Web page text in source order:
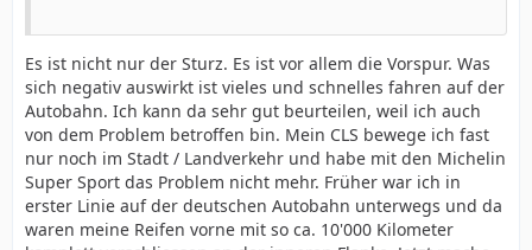
Es ist nicht nur der Sturz. Es ist vor allem die Vorspur. Was
sich negativ auswirkt ist vieles und schnelles fahren auf der
Autobahn. Ich kann da sehr gut beurteilen, weil ich auch
von dem Problem betroffen bin. Mein CLS bewege ich fast
nur noch im Stadt / Landverkehr und habe mit den Michelin
Super Sport das Problem nicht mehr. Früher war ich in
erster Linie auf der deutschen Autobahn unterwegs und da
waren meine Reifen vorne mit so ca. 10'000 Kilometer